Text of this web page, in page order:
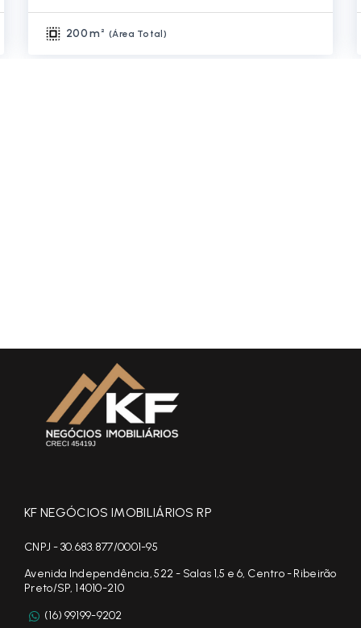
200 m² (Área Total )
KF NEGÓCIOS IMOBILIÁRIOS RP
CNPJ - 30.683.877/0001-95
Avenida Independência, 522 - Salas 1,5 e 6, Centro - Ribeirão
Preto/SP, 14010-210
(16) 99199-9202